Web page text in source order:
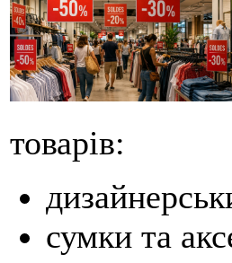
товарів:
сумки та